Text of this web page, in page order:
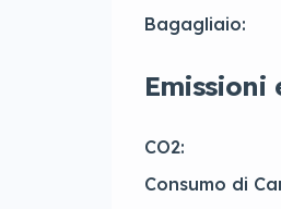
Bagagliaio:
Emissioni
CO2:
Consumo di